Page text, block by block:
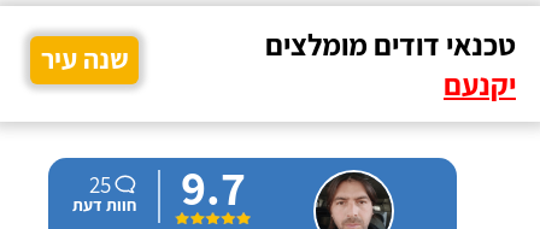
טכנאי דודים מומלצים
יקנעם
שנה עיר
9.7
25
חוות דעת